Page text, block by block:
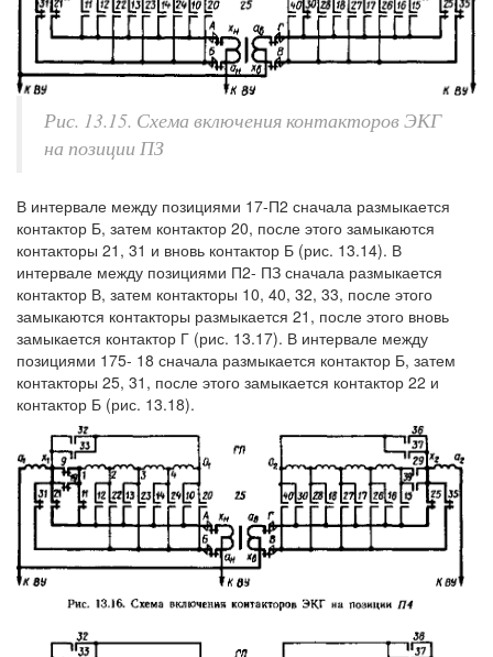
Рис. 13.15. Схема включения контакторов ЭКГ
на позиции ПЗ
В интервале между позициями 17-П2 сначала размыкается
контактор Б, затем контактор 20, после этого замыкаются
контакторы 21, 31 и вновь контактор Б (рис. 13.14). В
интервале между позициями П2- ПЗ сначала размыкается
контактор В, затем контакторы 10, 40, 32, 33, после этого
замыкаются контакторы размыкается 21, после этого вновь
замыкается контактор Г (рис. 13.17). В интервале между
позициями 175- 18 сначала размыкается контактор Б, затем
контакторы 25, 31, после этого замыкается контактор 22 и
контактор Б (рис. 13.18).